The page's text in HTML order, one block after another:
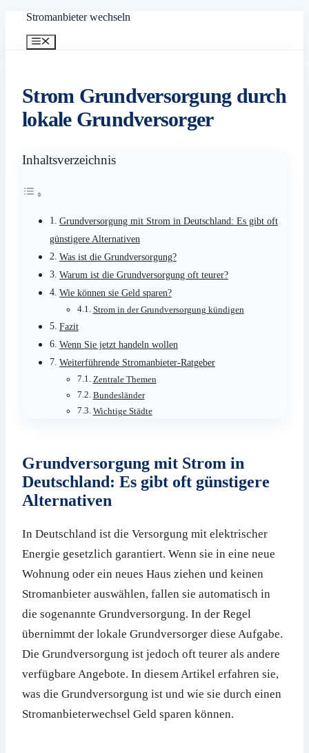
springen
Stromanbieter wechseln
Menü
Strom Grundversorgung durch
lokale Grundversorger
Inhaltsverzeichnis
Grundversorgung mit Strom in Deutschland: Es gibt oft
günstigere Alternativen
Was ist die Grundversorgung?
Warum ist die Grundversorgung oft teurer?
Wie können sie Geld sparen?
Strom in der Grundversorgung kündigen
Fazit
Wenn Sie jetzt handeln wollen
Weiterführende Stromanbieter-Ratgeber
Zentrale Themen
Bundesländer
Wichtige Städte
Grundversorgung mit Strom in
Deutschland: Es gibt oft günstigere
Alternativen
In Deutschland ist die Versorgung mit elektrischer
Energie gesetzlich garantiert. Wenn sie in eine neue
Wohnung oder ein neues Haus ziehen und keinen
Stromanbieter auswählen, fallen sie automatisch in
die sogenannte Grundversorgung. In der Regel
übernimmt der lokale Grundversorger diese Aufgabe.
Die Grundversorgung ist jedoch oft teurer als andere
verfügbare Angebote. In diesem Artikel erfahren sie,
was die Grundversorgung ist und wie sie durch einen
Stromanbieterwechsel Geld sparen können.